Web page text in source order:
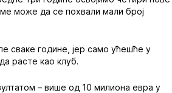
може да се похвали мали број
сваке године, јер само ућешће у
расте као клуб.
– више од 10 милиона евра у